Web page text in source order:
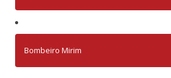
Bombeiro Mirim